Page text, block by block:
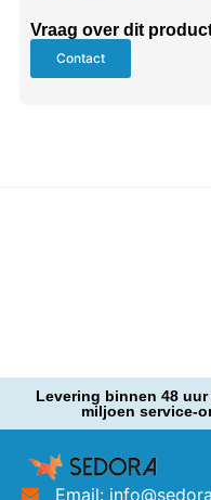
Vraag over dit
Contact
Levering binnen 48
miljoen service-
Email: